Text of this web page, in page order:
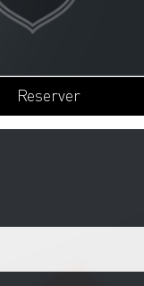
Reserver